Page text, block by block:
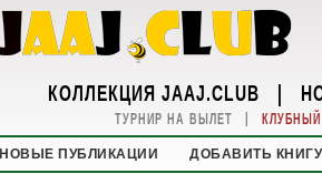
КОЛЛЕКЦИЯ JAAJ.CLUB |
ТУРНИР НА ВЫЛЕТ |
НОВЫЕ ПУБЛИКАЦИИ ДОБАВИТЬ КНИГУ